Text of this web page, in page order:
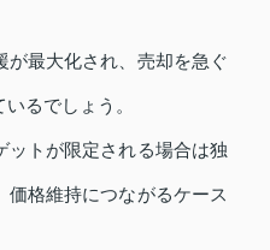
が最大化され、売却を急ぐ
るでしょう。
ットが限定される場合は独
格維持につながるケース